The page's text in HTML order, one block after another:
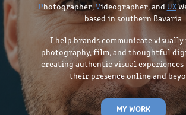
Photographer,Videographer, and UX
based in southern Bavaria
I helpbrandscommunicate
photography, film, and thoughtful
- creating authentic visual
their presence online and
MY WORK